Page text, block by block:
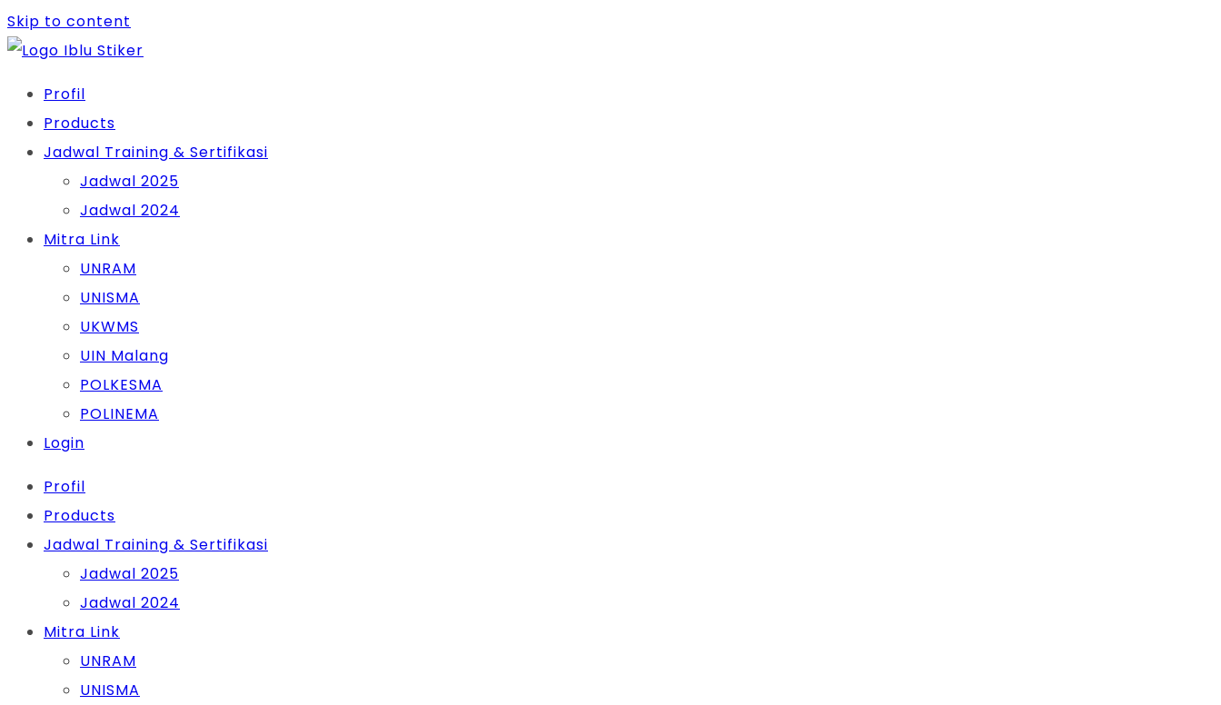
Skip to content
Profil
Products
Jadwal Training & Sertifikasi
Jadwal 2025
Jadwal 2024
Mitra Link
UNRAM
UNISMA
UKWMS
UIN Malang
POLKESMA
POLINEMA
Login
Profil
Products
Jadwal Training & Sertifikasi
Jadwal 2025
Jadwal 2024
Mitra Link
UNRAM
UNISMA